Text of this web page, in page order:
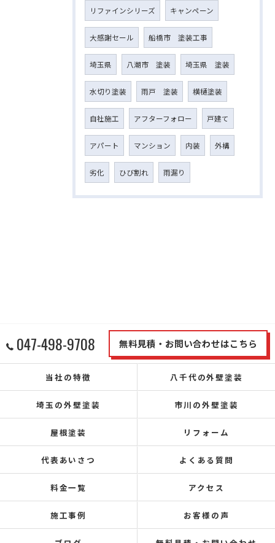
リファインシリーズ キャンペーン
大感謝セール 船橋市 塗装工事
埼玉県 八潮市 塗装 埼玉県 塗装
水切り塗装 雨戸 塗装 横樋塗装
自社施工 アフターフォロー 戸建て
アパート マンション 内装 外構
劣化 ひび割れ 雨漏り
047-498-9708 無料見積・お問い合わせはこちら
当社の特徴 八千代の外壁塗装
埼玉の外壁塗装 市川の外壁塗装
屋根塗装 リフォーム
代表あいさつ よくある質問
料金一覧 アクセス
施工事例 お客様の声